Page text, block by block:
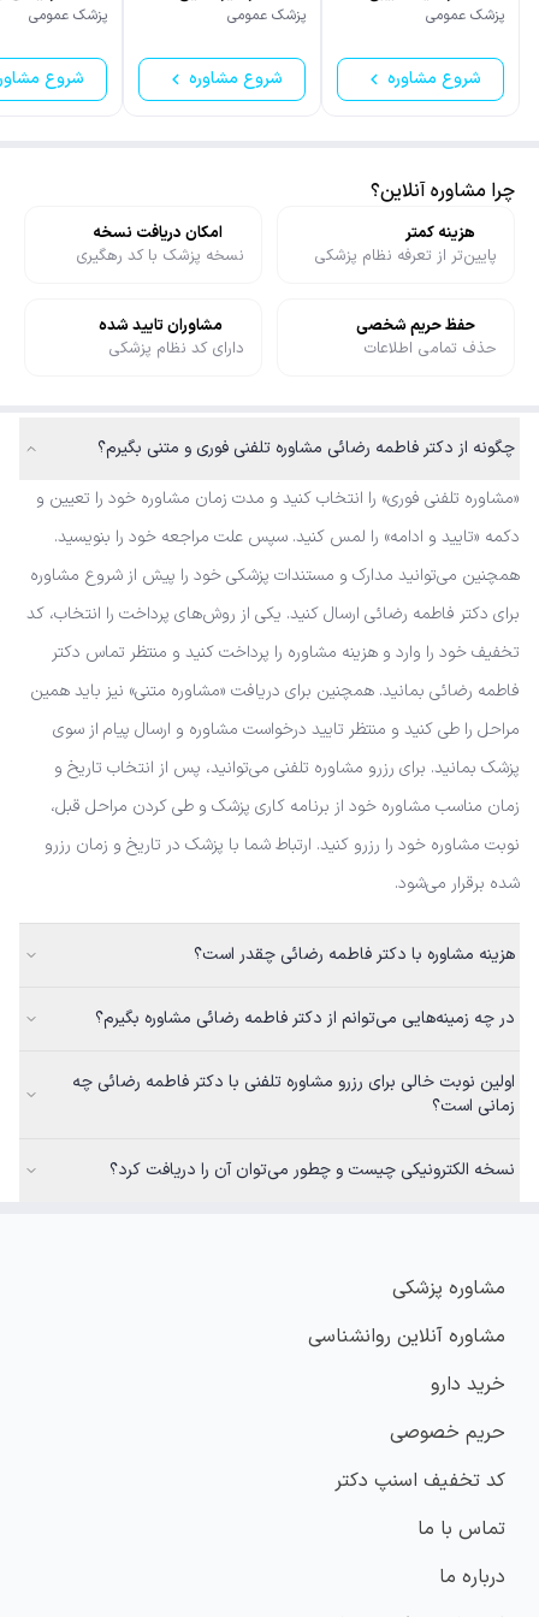
پزشک عمومی
شروع مشاوره
بازوند
پزشک عمومی
شروع مشاوره
پزشک عمومی
شروع
چرا مشاوره آنلاین؟
هزینه کمتر
پایین‌تر از تعرفه نظام پزشکی
امکان دریافت نسخه
نسخه پزشک با کد رهگیری
حفظ حریم شخصی
حذف تمامی اطلاعات
مشاوران تایید شده
دارای کد نظام پزشکی
چگونه از دکتر فاطمه رضائی مشاوره تلفنی فوری و متنی بگیرم؟
«مشاوره تلفنی فوری» را انتخاب کنید و مدت زمان مشاوره خود را تعیین و
دکمه «تایید و ادامه» را لمس کنید. سپس علت مراجعه خود را بنویسید.
همچنین می‌توانید مدارک و مستندات پزشکی خود را پیش از شروع مشاوره
برای دکتر فاطمه رضائی ارسال کنید. یکی از روش‌های پرداخت را انتخاب، کد
تخفیف خود را وارد و هزینه مشاوره را پرداخت کنید و منتظر تماس دکتر
فاطمه رضائی بمانید. همچنین برای دریافت «مشاوره متنی» نیز باید همین
مراحل را طی کنید و منتظر تایید درخواست مشاوره و ارسال پیام از سوی
پزشک بمانید. برای رزرو مشاوره تلفنی می‌توانید، پس از انتخاب تاریخ و
زمان مناسب مشاوره خود از برنامه کاری پزشک و طی کردن مراحل قبل،
نوبت مشاوره خود را رزرو کنید. ارتباط شما با پزشک در تاریخ و زمان رزرو
شده برقرار می‌شود.
هزینه مشاوره با دکتر فاطمه رضائی چقدر است؟
در چه زمینه‌هایی می‌توانم از دکتر فاطمه رضائی مشاوره بگیرم؟
اولین نوبت خالی برای رزرو مشاوره تلفنی با دکتر فاطمه رضائی چه
زمانی است؟
نسخه الکترونیکی چیست و چطور می‌توان آن را دریافت کرد؟
مشاوره پزشکی
مشاوره آنلاین روانشناسی
خرید دارو
حریم خصوصی
کد تخفیف اسنپ دکتر
تماس با ما
درباره ما